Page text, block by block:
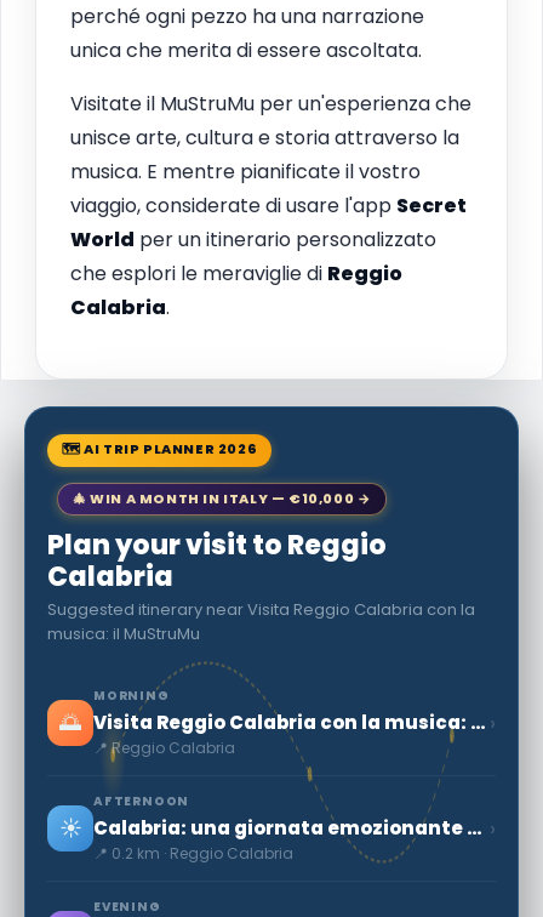
perché ogni pezzo ha una narrazione
unica che merita di essere ascoltata.
Visitate il MuStruMu per un'esperienza che
unisce arte, cultura e storia attraverso la
musica. E mentre pianificate il vostro
viaggio, considerate di usare l'app Secret
World per un itinerario personalizzato
che esplori le meraviglie di Reggio
Calabria.
🗺 AI TRIP PLANNER 2026
🎄 WIN A MONTH IN ITALY — €10,000 →
Plan your visit to Reggio
Calabria
Suggested itinerary near Visita Reggio Calabria con la
musica: il MuStruMu
🌅
MORNING
Visita Reggio Calabria con la musica: il MuStruMu
📍 Reggio Calabria
›
☀️
AFTERNOON
Calabria: una giornata emozionante come surfisti alla spiaggia di Giunchi
📍 0.2 km · Reggio Calabria
›
EVENING